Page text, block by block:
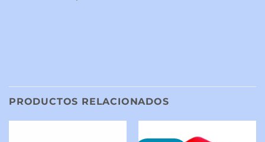
PRODUCTOS RELACIONADOS